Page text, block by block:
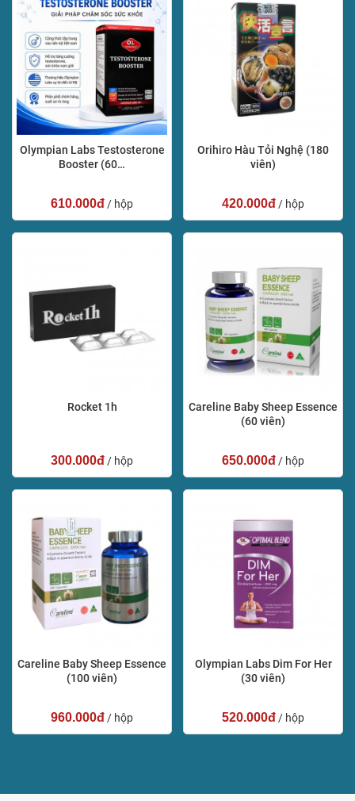
Olympian Labs Testosterone
Booster (60…
610.000đ / hộp
Orihiro Hàu Tỏi Nghệ (180
viên)
420.000đ / hộp
Rocket 1h
300.000đ / hộp
Careline Baby Sheep Essence
(60 viên)
650.000đ / hộp
Careline Baby Sheep Essence
(100 viên)
960.000đ / hộp
Olympian Labs Dim For Her
(30 viên)
520.000đ / hộp